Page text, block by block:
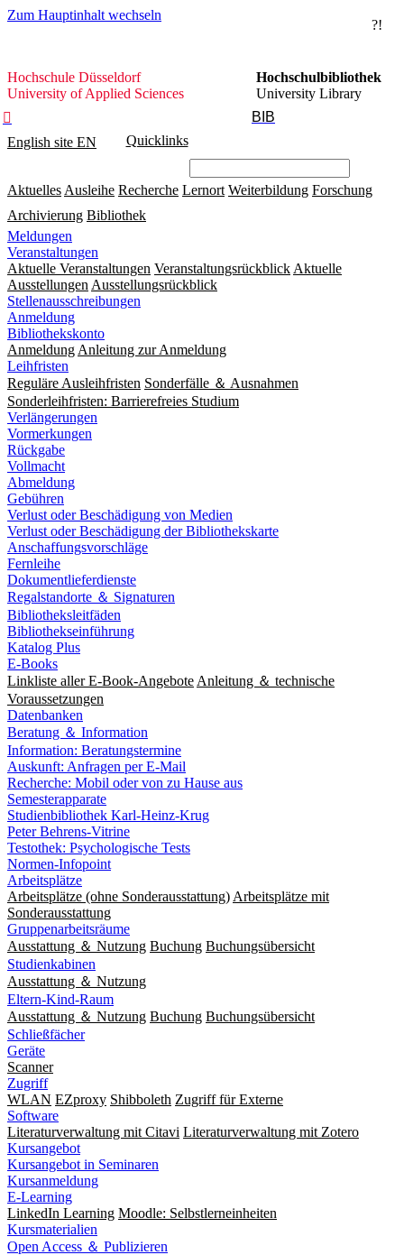
Zum Hauptinhalt wechseln
?!
Hochschule
Düsseldorf
Hochschule Düsseldorf
University of Applied Sciences
Hochschulbibliothek
University Library

BIB
English site EN Quicklinks
Aktuelles Ausleihe Recherche Lernort Weiterbildung Forschung
Archivierung Bibliothek
Meldungen
Veranstaltungen
Aktuelle Veranstaltungen Veranstaltungsrückblick Aktuelle
Ausstellungen Ausstellungsrückblick
Stellenausschreibungen
Anmeldung
Bibliothekskonto
Anmeldung Anleitung zur Anmeldung
Leihfristen
Reguläre Ausleihfristen Sonderfälle ＆ Ausnahmen
Sonderleihfristen: Barrierefreies Studium
Verlängerungen
Vormerkungen
Rückgabe
Vollmacht
Abmeldung
Gebühren
Verlust oder Beschädigung von Medien
Verlust oder Beschädigung der Bibliothekskarte
Anschaffungsvorschläge
Fernleihe
Dokumentlieferdienste
Regalstandorte ＆ Signaturen
Bibliotheksleitfäden
Bibliothekseinführung
Katalog Plus
E-Books
Linkliste aller E-Book-Angebote Anleitung ＆ technische
Voraussetzungen
Datenbanken
Beratung ＆ Information
Information: Beratungstermine
Auskunft: Anfragen per E-Mail
Recherche: Mobil oder von zu Hause aus
Semesterapparate
Studienbibliothek Karl-Heinz-Krug
Peter Behrens-Vitrine
Testothek: Psychologische Tests
Normen-Infopoint
Arbeitsplätze
Arbeitsplätze (ohne Sonderausstattung) Arbeitsplätze mit
Sonderausstattung
Gruppenarbeitsräume
Ausstattung ＆ Nutzung Buchung Buchungsübersicht
Studienkabinen
Ausstattung ＆ Nutzung
Eltern-Kind-Raum
Ausstattung ＆ Nutzung Buchung Buchungsübersicht
Schließfächer
Geräte
Scanner
Zugriff
WLAN EZproxy Shibboleth Zugriff für Externe
Software
Literaturverwaltung mit Citavi Literaturverwaltung mit Zotero
Kursangebot
Kursangebot in Seminaren
Kursanmeldung
E-Learning
LinkedIn Learning Moodle: Selbstlerneinheiten
Kursmaterialien
Open Access ＆ Publizieren